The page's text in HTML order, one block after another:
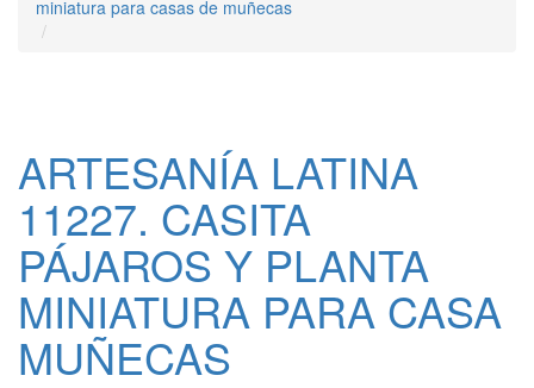
miniatura para casas de muñecas
ARTESANÍA LATINA
11227. CASITA
PÁJAROS Y PLANTA
MINIATURA PARA CASA
MUÑECAS